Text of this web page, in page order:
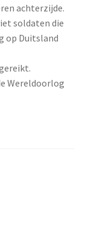
achterzijde.
soldaten die
op Duitsland
Wereldoorlog